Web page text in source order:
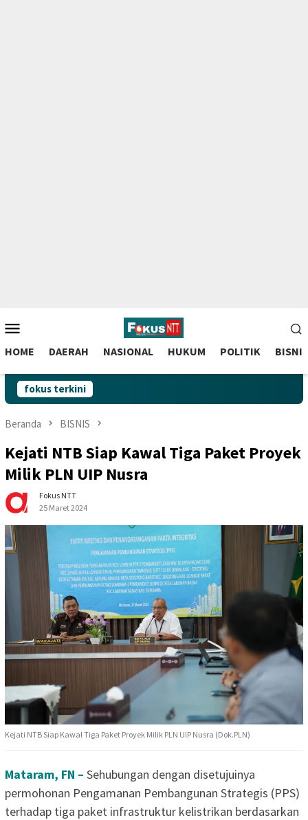
to
contentMobile
HOME DAERAH NASIONAL HUKUM POLITIK BISNIS
fokus terkini
Beranda BISNIS
Kejati NTB Siap Kawal Tiga Paket Proyek
Milik PLN UIP Nusra
Fokus NTT
25 Maret 2024
Kejati NTB Siap Kawal Tiga Paket Proyek Milik PLN UIP Nusra (Dok.PLN)
Mataram, FN – Sehubungan dengan disetujuinya
permohonan Pengamanan Pembangunan Strategis (PPS)
terhadap tiga paket infrastruktur kelistrikan berdasarkan